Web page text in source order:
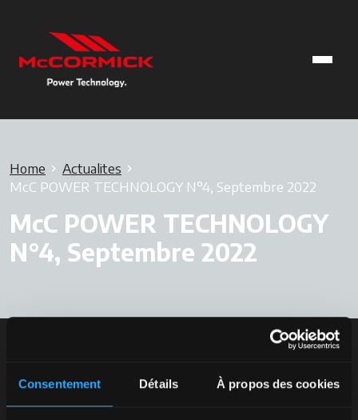
Consentement Détails À propos des cookies
Home
Actualites
McC POWER TECHNOLOGY N°4, Septembre 2022
McC POWER TECHNOLOGY
N°4, Septembre 2022